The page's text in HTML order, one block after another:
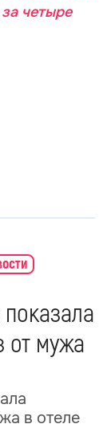
четыре
от мужа
в отеле